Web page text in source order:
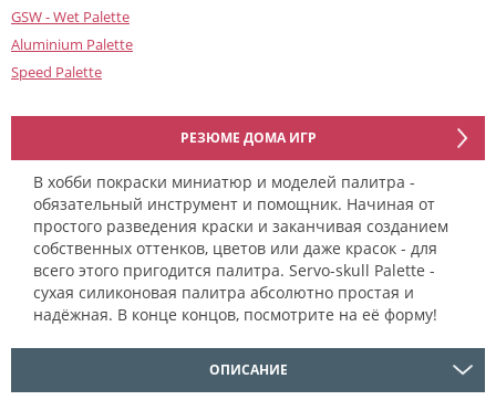
GSW - Wet Palette
Aluminium Palette
Speed Palette
РЕЗЮМЕ ДОМА ИГР
В хобби покраски миниатюр и моделей палитра -
обязательный инструмент и помощник. Начиная от
простого разведения краски и заканчивая созданием
собственных оттенков, цветов или даже красок - для
всего этого пригодится палитра. Servo-skull Palette -
сухая силиконовая палитра абсолютно простая и
надёжная. В конце концов, посмотрите на её форму!
ОПИСАНИЕ